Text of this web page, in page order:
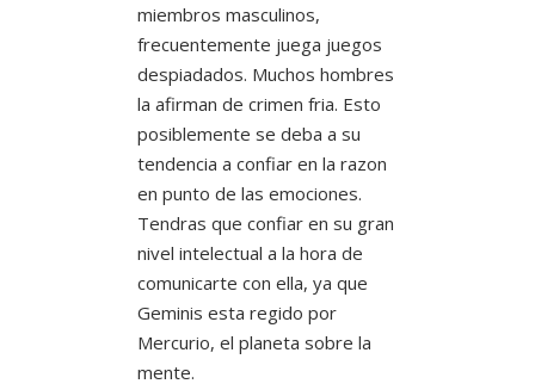
miembros masculinos,
frecuentemente juega juegos
despiadados. Muchos hombres
la afirman de crimen fria. Esto
posiblemente se deba a su
tendencia a confiar en la razon
en punto de las emociones.
Tendras que confiar en su gran
nivel intelectual a la hora de
comunicarte con ella, ya que
Geminis esta regido por
Mercurio, el planeta sobre la
mente.